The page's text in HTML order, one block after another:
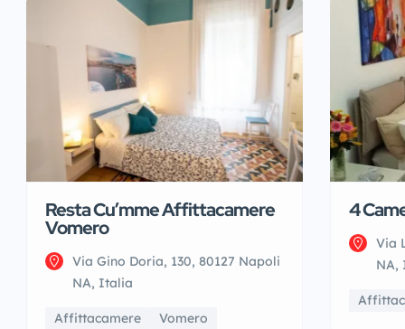
Resta Cu’mme Affittacamere
Vomero
Via Gino Doria, 130, 80127 Napoli
NA, Italia
Affittacamere Vomero
4
Via
NA,